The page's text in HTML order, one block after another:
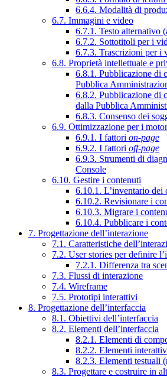
6.6.4. Modalità di
6.7. Immagini e video
6.7.1. Testo alternativo
6.7.2. Sottotitoli per i
6.7.3. Trascrizioni per i
6.8. Proprietà intellettuale e
6.8.1. Pubblicazione di
Pubblica
6.8.2. Pubblicazione di
dalla Pubblica
6.8.3. Consenso dei
6.9. Ottimizzazione per i
6.9.1. I fattori on-page
6.9.2. I fattori off-page
6.9.3. Strumenti di
Console
6.10. Gestire i contenuti
6.10.1. L’inventario dei
6.10.2. Revisionare i
6.10.3. Migrare i
6.10.4. Pubblicare i
7. Progettazione dell’interazione
7.1. Caratteristiche
7.2. User stories per definire
7.2.1. Differenza tra
7.3. Flussi di interazione
7.4. Wireframe
7.5. Prototipi interattivi
8. Progettazione dell’interfaccia
8.1. Obiettivi dell’interfaccia
8.2. Elementi dell’interfaccia
8.2.1. Elementi di
8.2.2. Elementi
8.2.3. Elementi testuali
8.3. Progettare e costruire in